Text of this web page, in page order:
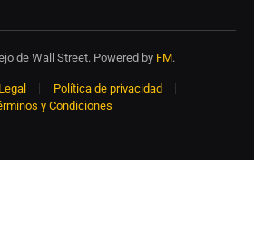
de Wall Street. Powered by FM.
Política de privacidad
y Condiciones